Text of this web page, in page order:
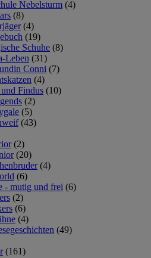
Nebelsturm (4)
(8)
(4)
(19)
Schuhe (8)
Leben (31)
Conni (7)
(4)
und Findus (10)
(2)
(5)
(43)
(2)
(20)
(4)
(6)
- mutig und frei (6)
(2)
(6)
(4)
(49)
(161)